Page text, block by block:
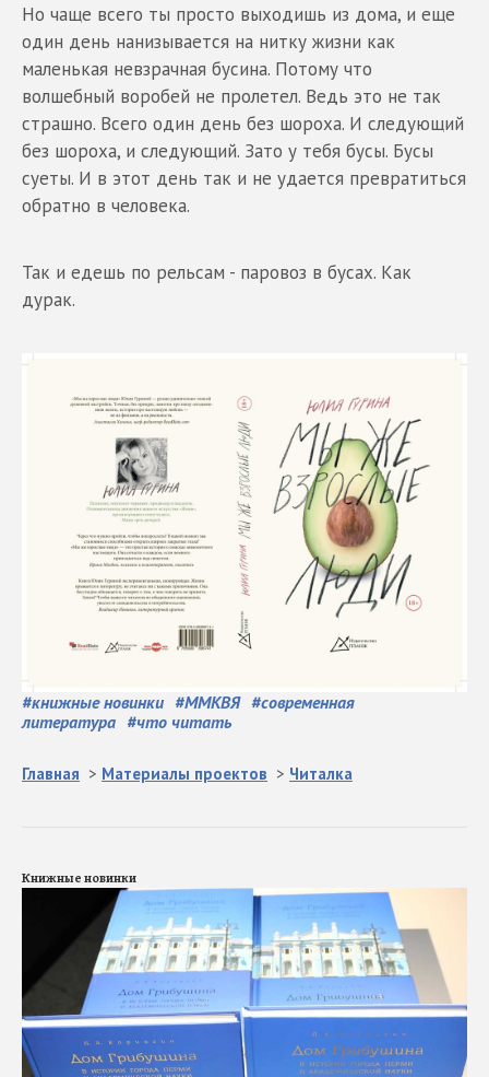
Но чаще всего ты просто выходишь из дома, и еще
один день нанизывается на нитку жизни как
маленькая невзрачная бусина. Потому что
волшебный воробей не пролетел. Ведь это не так
страшно. Всего один день без шороха. И следующий
без шороха, и следующий. Зато у тебя бусы. Бусы
суеты. И в этот день так и не удается превратиться
обратно в человека.
Так и едешь по рельсам - паровоз в бусах. Как
дурак.
#книжные новинки #ММКВЯ #современная
литература #что читать
Главная > Материалы проектов > Читалка
Книжные новинки